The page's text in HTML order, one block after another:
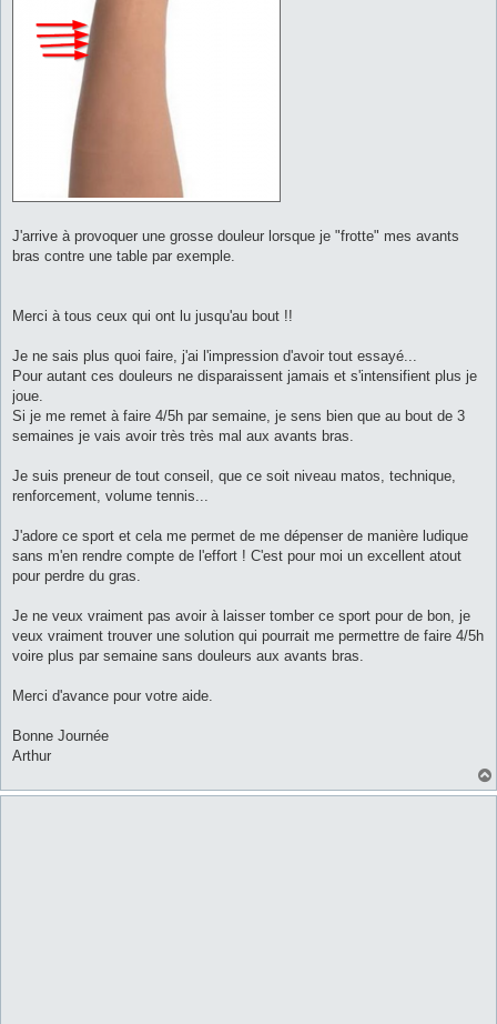
J'arrive à provoquer une grosse douleur lorsque je "frotte" mes avants
bras contre une table par exemple.
Merci à tous ceux qui ont lu jusqu'au bout !!
Je ne sais plus quoi faire, j'ai l'impression d'avoir tout essayé...
Pour autant ces douleurs ne disparaissent jamais et s'intensifient plus je
joue.
Si je me remet à faire 4/5h par semaine, je sens bien que au bout de 3
semaines je vais avoir très très mal aux avants bras.
Je suis preneur de tout conseil, que ce soit niveau matos, technique,
renforcement, volume tennis...
J'adore ce sport et cela me permet de me dépenser de manière ludique
sans m'en rendre compte de l'effort ! C'est pour moi un excellent atout
pour perdre du gras.
Je ne veux vraiment pas avoir à laisser tomber ce sport pour de bon, je
veux vraiment trouver une solution qui pourrait me permettre de faire 4/5h
voire plus par semaine sans douleurs aux avants bras.
Merci d'avance pour votre aide.
Bonne Journée
Arthur